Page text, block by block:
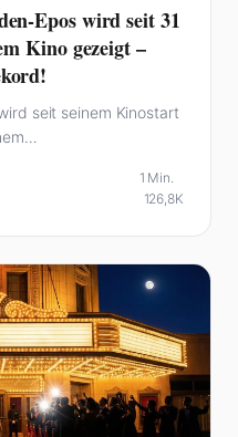
Epos wird seit 31
Kino gezeigt –
seit seinem Kinostart
1 Min.
126,8K